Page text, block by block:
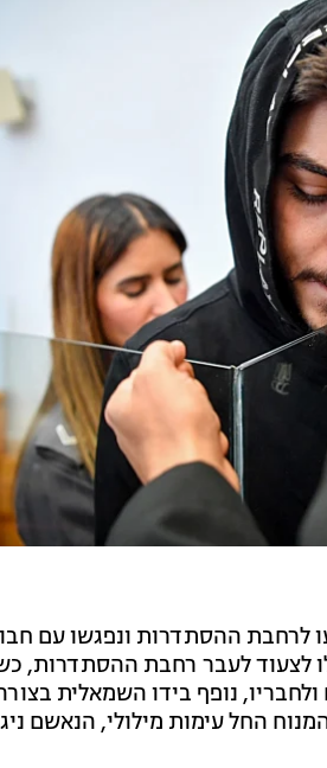
ההסתדרות ונפגשו עם
לצעוד לעבר רחבת ההסתדרות,
נופף בידו השמאלית
החל עימות מילולי, הנאשם